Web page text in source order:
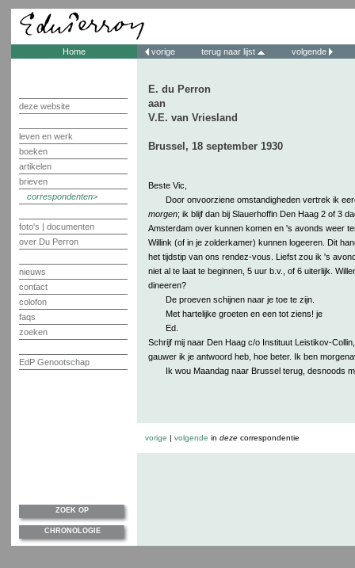
Home
deze website
leven en werk
boeken
artikelen
brieven
correspondenten
foto's | documenten
over Du Perron
nieuws
contact
colofon
faqs
zoeken
EdP Genootschap
vorige terug naar lijst volgende
E. du Perron
aan
V.E. van Vriesland
Brussel, 18 september 1930
Beste Vic,
Door onvoorziene omstandigheden vertrek ik
morgen; ik blijf dan bij Slauerhoffin Den Haag 2 of 3
Amsterdam over kunnen komen en 's avonds weer
Willink (of in je zolderkamer) kunnen logeeren. Dit
het tijdstip van ons rendez-vous. Liefst zou ik 's
niet al te laat te beginnen, 5 uur b.v., of 6 uiterlijk.
dineeren?
De proeven schijnen naar je toe te zijn.
Met hartelijke groeten en een tot ziens! je
Ed.
Schrijf mij naar Den Haag c/o Instituut Leistikov-
gauwer ik je antwoord heb, hoe beter. Ik ben
Ik wou Maandag naar Brussel terug, desnoods
vorige | volgende in dezecorrespondentie
ZOEK OP
CHRONOLOGIE